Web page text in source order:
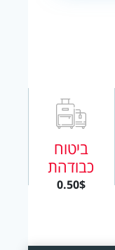
ביטוח
כבודהת
0.50$